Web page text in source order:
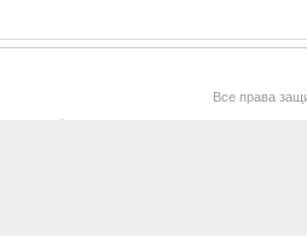
Все права